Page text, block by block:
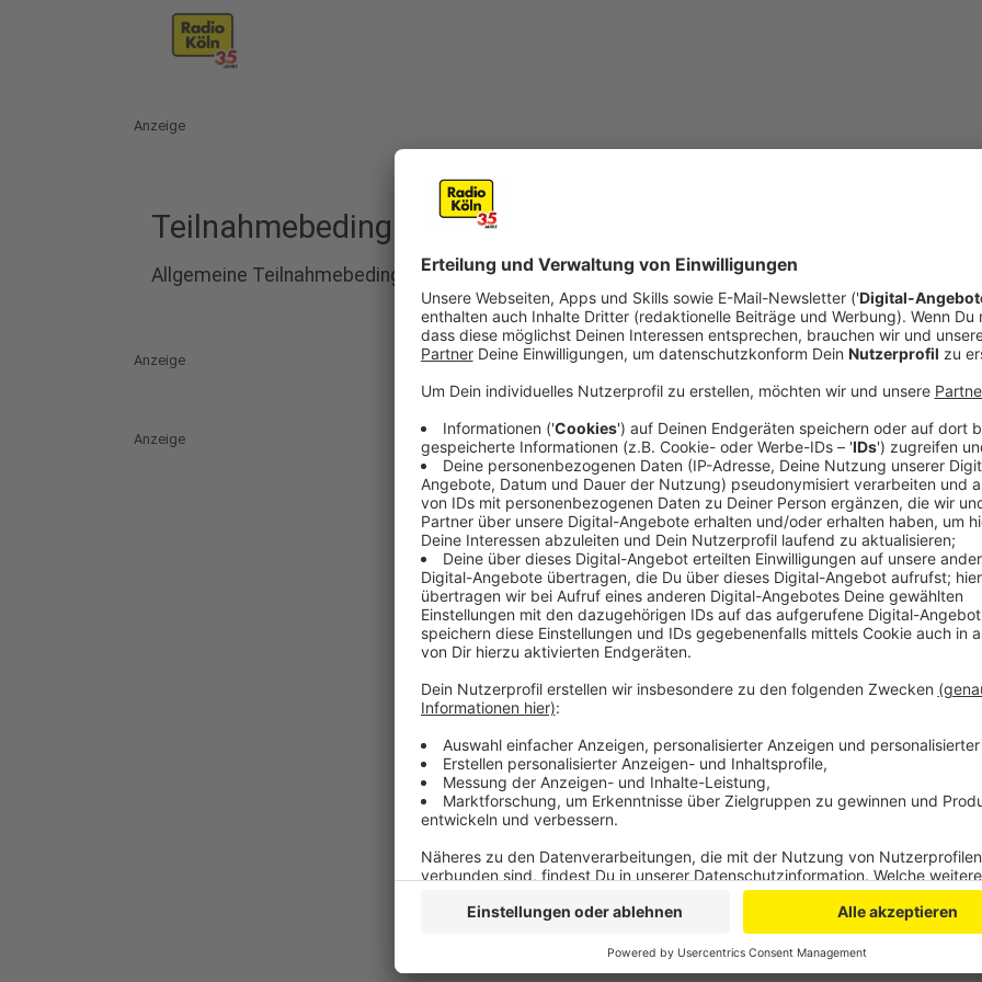
Anzeige
Teilnahmebedingungen
Allgemeine Teilnahmebedingungen Teilnahmebedingungen Social Media
Anzeige
Anzeige